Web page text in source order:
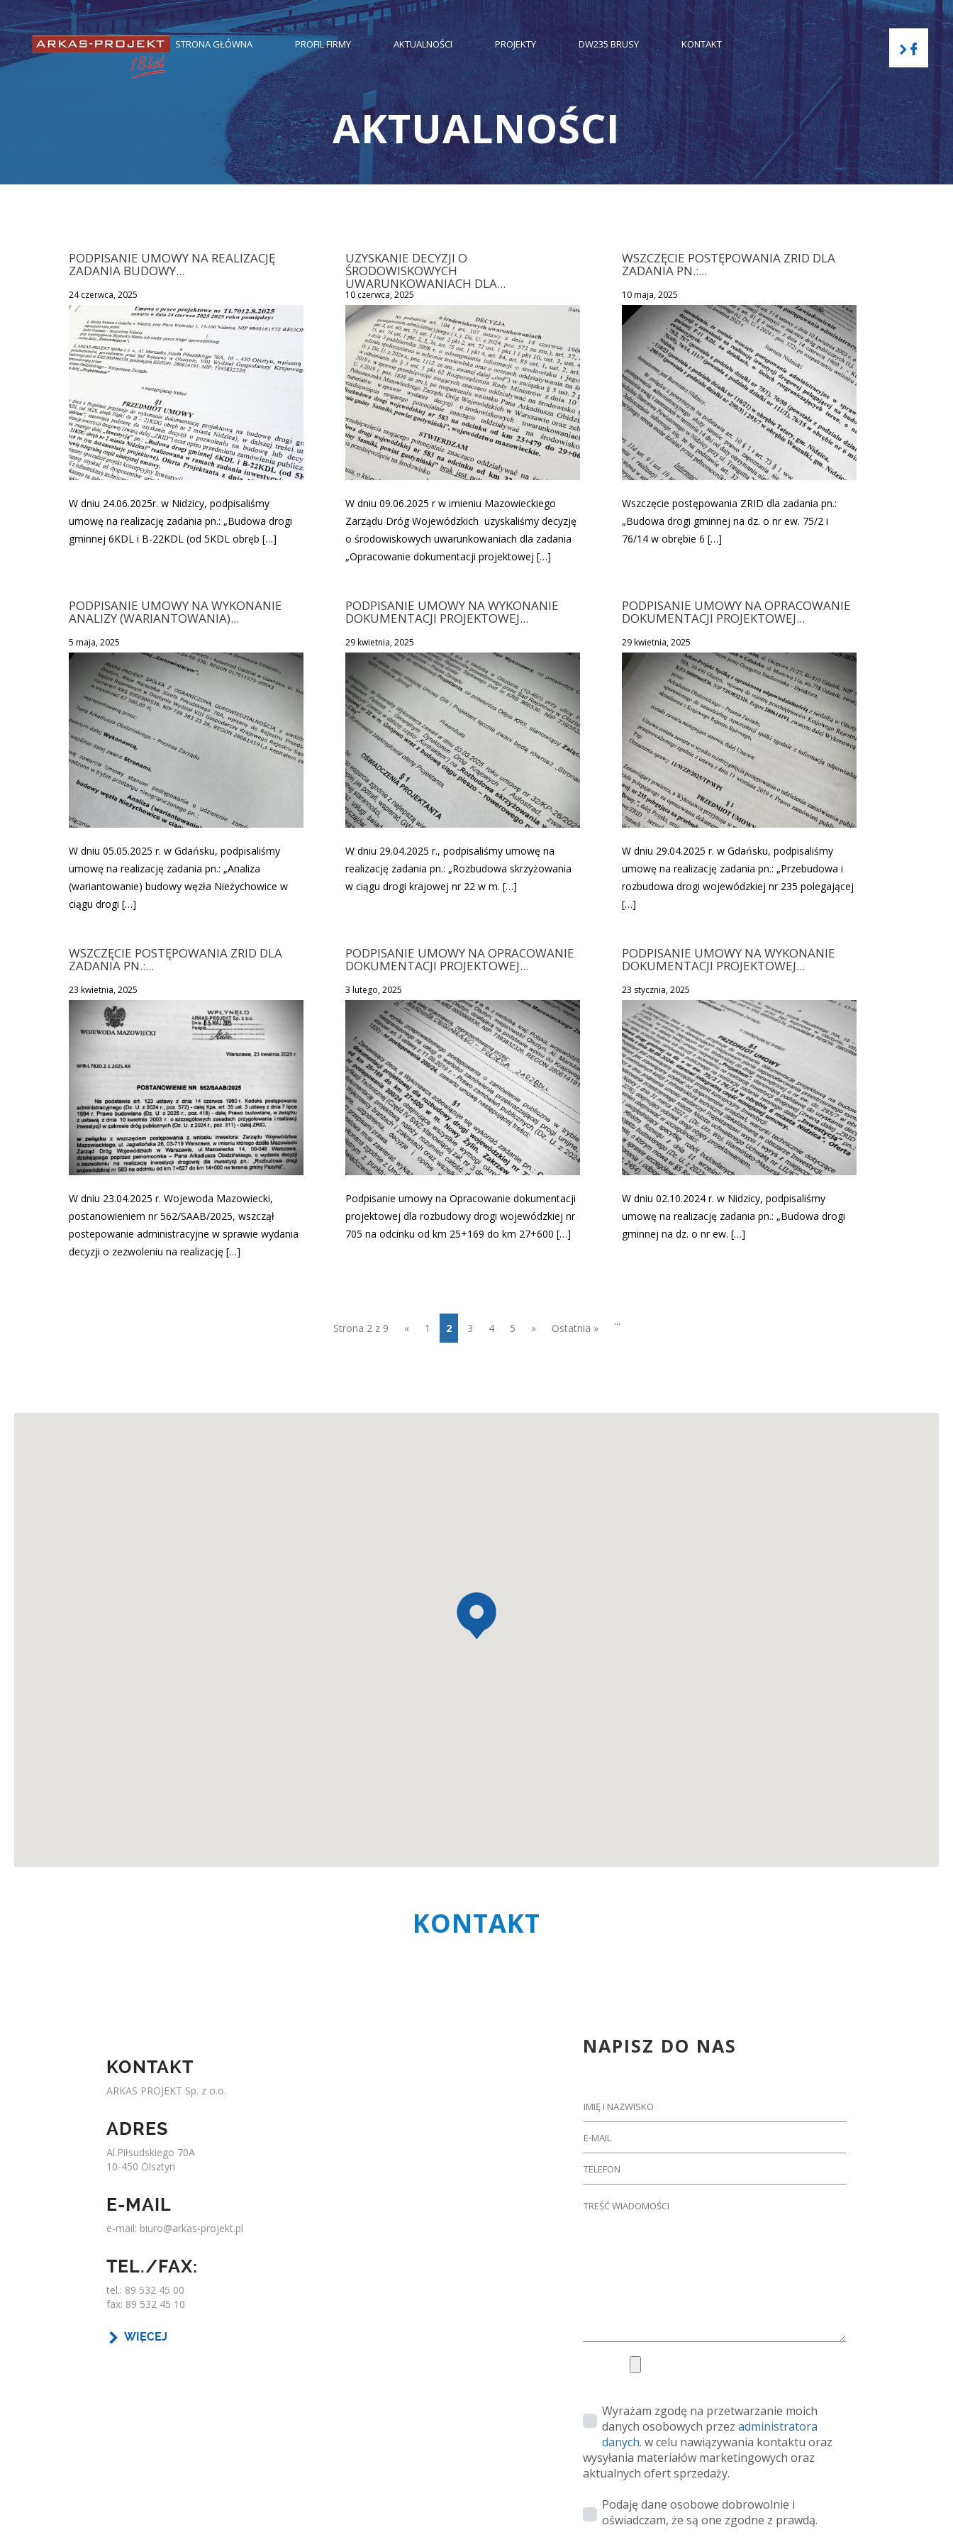
STRONA GŁÓWNA PROFIL FIRMY AKTUALNOŚCI PROJEKTY DW235 BRUSY KONTAKT
AKTUALNOŚCI
PODPISANIE UMOWY NA REALIZACJĘ
ZADANIA BUDOWY...
24 czerwca, 2025
W dniu 24.06.2025r. w Nidzicy, podpisaliśmy
umowę na realizację zadania pn.: „Budowa drogi
gminnej 6KDL i B-22KDL (od 5KDL obręb […]
UZYSKANIE DECYZJI O
ŚRODOWISKOWYCH
UWARUNKOWANIACH DLA...
10 czerwca, 2025
W dniu 09.06.2025 r w imieniu Mazowieckiego
Zarządu Dróg Wojewódzkich uzyskaliśmy decyzję
o środowiskowych uwarunkowaniach dla zadania
„Opracowanie dokumentacji projektowej […]
WSZCZĘCIE POSTĘPOWANIA ZRID DLA
ZADANIA PN.:...
10 maja, 2025
Wszczęcie postępowania ZRID dla zadania pn.:
„Budowa drogi gminnej na dz. o nr ew. 75/2 i
76/14 w obrębie 6 […]
PODPISANIE UMOWY NA WYKONANIE
ANALIZY (WARIANTOWANIA)...
5 maja, 2025
W dniu 05.05.2025 r. w Gdańsku, podpisaliśmy
umowę na realizację zadania pn.: „Analiza
(wariantowanie) budowy węzła Nieżychowice w
ciągu drogi […]
PODPISANIE UMOWY NA WYKONANIE
DOKUMENTACJI PROJEKTOWEJ...
29 kwietnia, 2025
W dniu 29.04.2025 r., podpisaliśmy umowę na
realizację zadania pn.: „Rozbudowa skrzyżowania
w ciągu drogi krajowej nr 22 w m. […]
PODPISANIE UMOWY NA OPRACOWANIE
DOKUMENTACJI PROJEKTOWEJ...
29 kwietnia, 2025
W dniu 29.04.2025 r. w Gdańsku, podpisaliśmy
umowę na realizację zadania pn.: „Przebudowa i
rozbudowa drogi wojewódzkiej nr 235 polegającej
[…]
WSZCZĘCIE POSTĘPOWANIA ZRID DLA
ZADANIA PN.:...
23 kwietnia, 2025
W dniu 23.04.2025 r. Wojewoda Mazowiecki,
postanowieniem nr 562/SAAB/2025, wszczął
postepowanie administracyjne w sprawie wydania
decyzji o zezwoleniu na realizację […]
PODPISANIE UMOWY NA OPRACOWANIE
DOKUMENTACJI PROJEKTOWEJ...
3 lutego, 2025
Podpisanie umowy na Opracowanie dokumentacji
projektowej dla rozbudowy drogi wojewódzkiej nr
705 na odcinku od km 25+169 do km 27+600 […]
PODPISANIE UMOWY NA WYKONANIE
DOKUMENTACJI PROJEKTOWEJ...
23 stycznia, 2025
W dniu 02.10.2024 r. w Nidzicy, podpisaliśmy
umowę na realizację zadania pn.: „Budowa drogi
gminnej na dz. o nr ew. […]
Strona 2 z 9 « 1 2 3 4 5
...
» Ostatnia »
KONTAKT
KONTAKT
ARKAS PROJEKT Sp. z o.o.
ADRES
Al.Piłsudskiego 70A
10-450 Olsztyn
E-MAIL
e-mail: biuro@arkas-projekt.pl
TEL./FAX:
tel.: 89 532 45 00
fax: 89 532 45 10
WIĘCEJ
NAPISZ DO NAS
Wyrażam zgodę na przetwarzanie moich
danych osobowych przez administratora
danych. w celu nawiązywania kontaktu oraz
wysyłania materiałów marketingowych oraz
aktualnych ofert sprzedaży.
Podaję dane osobowe dobrowolnie i
oświadczam, że są one zgodne z prawdą.